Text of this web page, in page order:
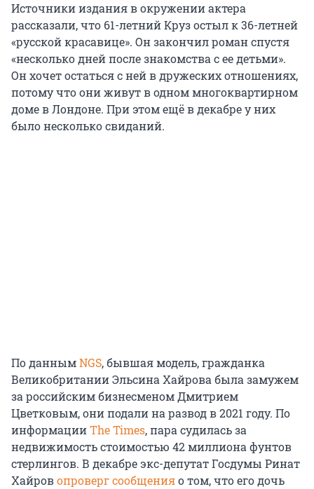
Источники издания в окружении актера
рассказали, что 61-летний Круз остыл к 36-летней
«русской красавице». Он закончил роман спустя
«несколько дней после знакомства с ее детьми».
Он хочет остаться с ней в дружеских отношениях,
потому что они живут в одном многоквартирном
доме в Лондоне. При этом ещё в декабре у них
было несколько свиданий.
По даннымNGS, бывшая модель, гражданка
Великобритании Эльсина Хайрова была замужем
за российским бизнесменом Дмитрием
Цветковым, они подали на развод в 2021 году. По
информацииThe Times, пара судилась за
недвижимость стоимостью 42 миллиона фунтов
стерлингов. В декабре экс-депутат Госдумы Ринат
Хайровопроверг сообщенияо том, что его дочь